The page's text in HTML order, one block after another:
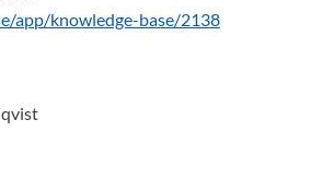
app/knowledge-base/2138